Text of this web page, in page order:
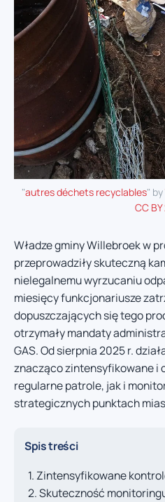
"autres déchets recyclables" by
CC
Władze gminy Willebroek w
przeprowadziły skuteczną
nielegalnemu wyrzucaniu
miesięcy funkcjonariusze
dopuszczających się tego
otrzymały mandaty
GAS. Od sierpnia 2025 r.
znacząco zintensyfikowane i
regularne patrole, jak i
strategicznych punktach
Spis treści
Zintensyfikowane
Skuteczność